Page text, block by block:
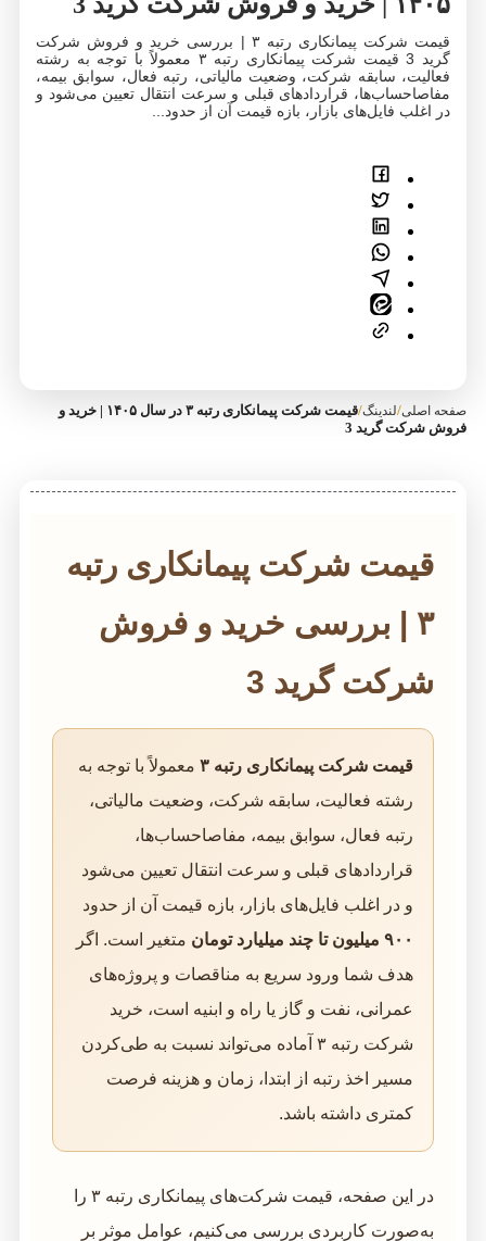
قیمت شرکت پیمانکاری رتبه ۳ | بررسی خرید و فروش شرکت
گرید 3 قیمت شرکت پیمانکاری رتبه ۳ معمولاً با توجه به رشته
فعالیت، سابقه شرکت، وضعیت مالیاتی، رتبه فعال، سوابق بیمه،
مفاصاحساب‌ها، قراردادهای قبلی و سرعت انتقال تعیین می‌شود و
در اغلب فایل‌های بازار، بازه قیمت آن از حدود...
صفحه اصلی/لندینگ/
قیمت شرکت پیمانکاری رتبه ۳ در سال ۱۴۰۵ | خرید و
فروش شرکت گرید 3
قیمت شرکت پیمانکاری رتبه
۳ | بررسی خرید و فروش
شرکت گرید 3
قیمت شرکت پیمانکاری رتبه ۳
معمولاً با توجه به
رشته فعالیت، سابقه شرکت، وضعیت مالیاتی،
رتبه فعال، سوابق بیمه، مفاصاحساب‌ها،
قراردادهای قبلی و سرعت انتقال تعیین می‌شود
و در اغلب فایل‌های بازار، بازه قیمت آن از حدود
۹۰۰ میلیون تا چند میلیارد تومان
متغیر است. اگر
هدف شما ورود سریع به مناقصات و پروژه‌های
عمرانی، نفت و گاز یا راه و ابنیه است، خرید
شرکت رتبه ۳ آماده می‌تواند نسبت به طی‌کردن
مسیر اخذ رتبه از ابتدا، زمان و هزینه فرصت
کمتری داشته باشد.
در این صفحه، قیمت شرکت‌های پیمانکاری رتبه ۳ را
به‌صورت کاربردی بررسی می‌کنیم، عوامل موثر بر